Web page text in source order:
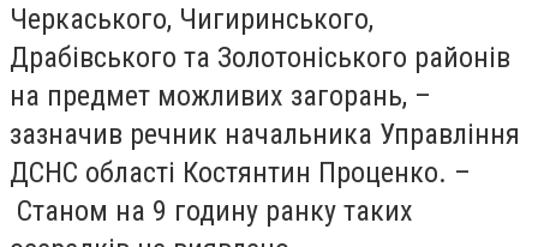
Черкаського, Чигиринського,
Драбівського та Золотоніського районів
на предмет можливих загорань, –
зазначив речник начальника Управління
ДСНС області Костянтин Проценко. –
Станом на 9 годину ранку таких